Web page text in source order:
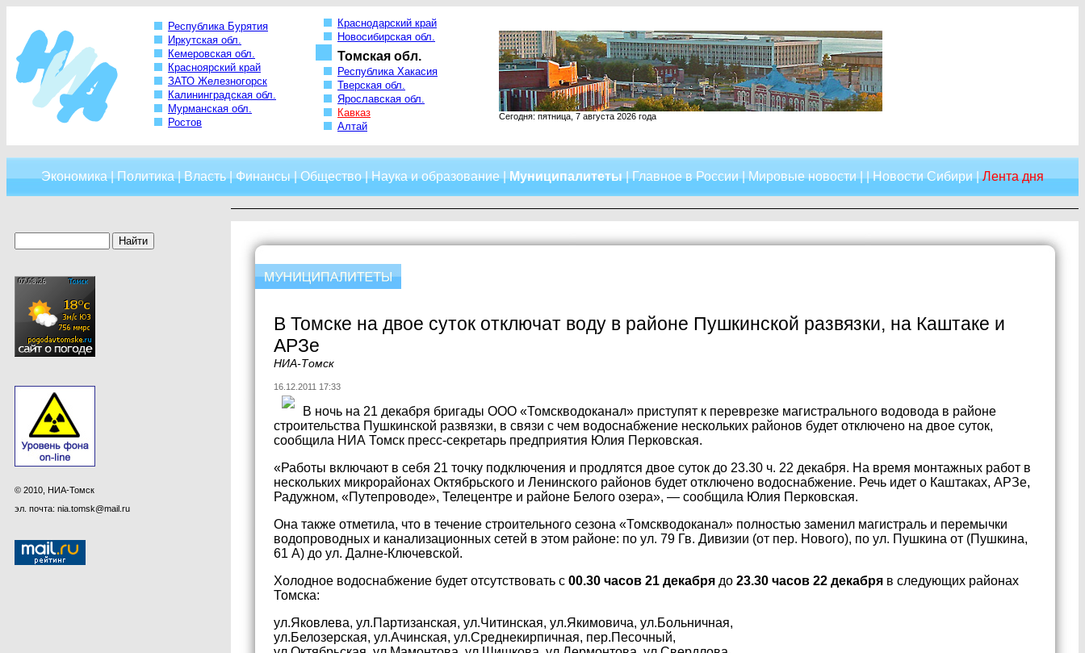
Республика Бурятия
Иркутская обл.
Кемеровская обл.
Красноярский край
ЗАТО Железногорск
Калининградская обл.
Мурманская обл.
Ростов
Краснодарский край
Новосибирская обл.
Томская обл.
Республика Хакасия
Тверская обл.
Ярославская обл.
Кавказ
Алтай
Сегодня: пятница, 7 августа 2026 года
Экономика|Политика|Власть|Финансы|Общество|Наука и образование|Муниципалитеты|Главное в России|Мировые новости| |Новости Сибири|Лента дня
© 2010, НИА-Томск
эл. почта: nia.tomsk@mail.ru
В Томске на двое суток отключат воду в районе Пушкинской развязки, на Каштаке и
АРЗе
НИА-Томск
16.12.2011 17:33
В ночь на 21 декабря бригады ООО «Томскводоканал» приступят к переврезке магистрального водовода в районе
строительства Пушкинской развязки, в связи с чем водоснабжение нескольких районов будет отключено на двое суток,
сообщила НИА Томск пресс-секретарь предприятия Юлия Перковская.
«Работы включают в себя 21 точку подключения и продлятся двое суток до 23.30 ч. 22 декабря. На время монтажных работ в
нескольких микрорайонах Октябрьского и Ленинского районов будет отключено водоснабжение. Речь идет о Каштаках, АРЗе,
Радужном, «Путепроводе», Телецентре и районе Белого озера», — сообщила Юлия Перковская.
Она также отметила, что в течение строительного сезона «Томскводоканал» полностью заменил магистраль и перемычки
водопроводных и канализационных сетей в этом районе: по ул. 79 Гв. Дивизии (от пер. Нового), по ул. Пушкина от (Пушкина,
61 А) до ул. Далне-Ключевской.
Холодное водоснабжение будет отсутствовать с 00.30 часов 21 декабря до 23.30 часов 22 декабря в следующих районах
Томска:
ул.Яковлева, ул.Партизанская, ул.Читинская, ул.Якимовича, ул.Больничная,
ул.Белозерская, ул.Ачинская, ул.Среднекирпичная, пер.Песочный,